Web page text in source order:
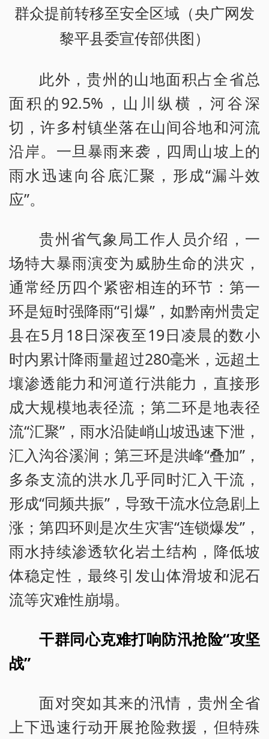
群众提前转移至安全区域（央广网发
黎平县委宣传部供图）
此外，贵州的山地面积占全省总
面积的92.5%，山川纵横，河谷深
切，许多村镇坐落在山间谷地和河流
沿岸。一旦暴雨来袭，四周山坡上的
雨水迅速向谷底汇聚，形成“漏斗效
应”。
贵州省气象局工作人员介绍，一
场特大暴雨演变为威胁生命的洪灾，
通常经历四个紧密相连的环节：第一
环是短时强降雨“引爆”，如黔南州贵定
县在5月18日深夜至19日凌晨的数小
时内累计降雨量超过280毫米，远超土
壤渗透能力和河道行洪能力，直接形
成大规模地表径流；第二环是地表径
流“汇聚”，雨水沿陡峭山坡迅速下泄，
汇入沟谷溪涧；第三环是洪峰“叠加”，
多条支流的洪水几乎同时汇入干流，
形成“同频共振”，导致干流水位急剧上
涨；第四环则是次生灾害“连锁爆发”，
雨水持续渗透软化岩土结构，降低坡
体稳定性，最终引发山体滑坡和泥石
流等灾难性崩塌。
干群同心克难打响防汛抢险“攻坚
战”
面对突如其来的汛情，贵州全省
上下迅速行动开展抢险救援，但特殊